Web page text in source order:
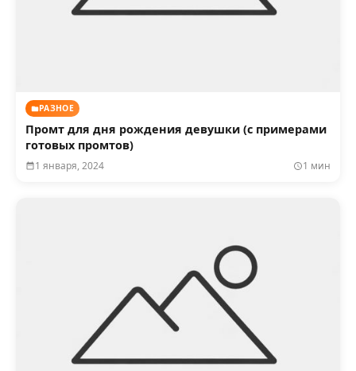
РАЗНОЕ
Промт для дня рождения девушки (с примерами
готовых промтов)
1 января, 2024 1 мин